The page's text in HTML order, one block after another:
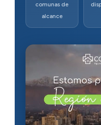
comunas de
alcance